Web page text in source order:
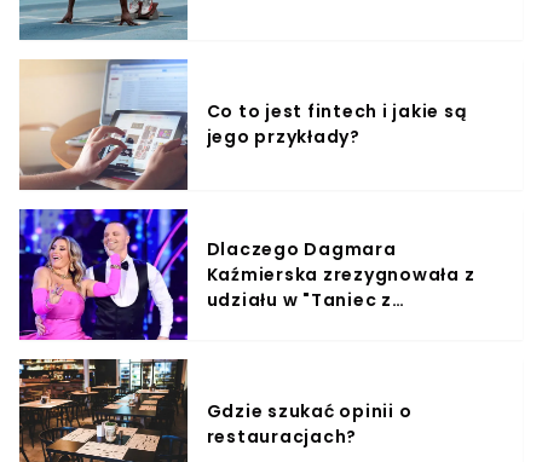
Co to jest fintech i jakie są
jego przykłady?
Dlaczego Dagmara
Kaźmierska zrezygnowała z
udziału w "Taniec z
Gdzie szukać opinii o
restauracjach?